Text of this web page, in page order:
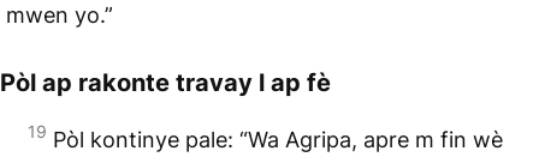
mwen yo.”
Pòl ap rakonte travay l ap fè
19 Pòl kontinye pale: “Wa Agripa, apre m fin wè